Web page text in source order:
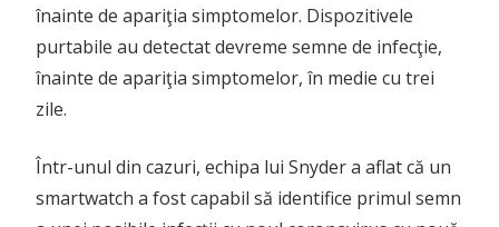
înainte de apariţia simptomelor. Dispozitivele
purtabile au detectat devreme semne de infecţie,
înainte de apariţia simptomelor, în medie cu trei
zile.
Într-unul din cazuri, echipa lui Snyder a aflat că un
smartwatch a fost capabil să identifice primul semn